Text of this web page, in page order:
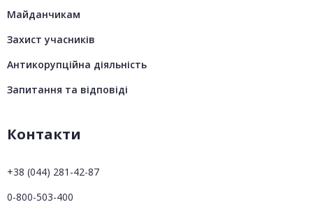
Майданчикам
Захист учасників
Антикорупційна діяльність
Запитання та відповіді
Контакти
+38 (044) 281-42-87
0-800-503-400